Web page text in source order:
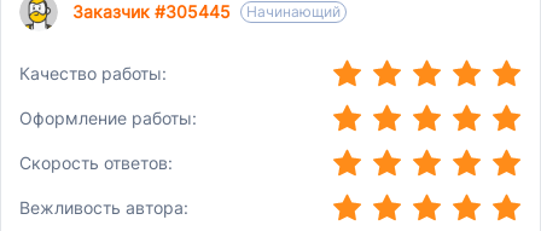
Заказчик #305445 Начинающий
Качество работы: (*)(*) (*) (*) (*)
Оформление работы: (*)(*) (*) (*) (*)
Скорость ответов: (*)(*) (*) (*) (*)
Вежливость автора: (*)(*) (*) (*) (*)